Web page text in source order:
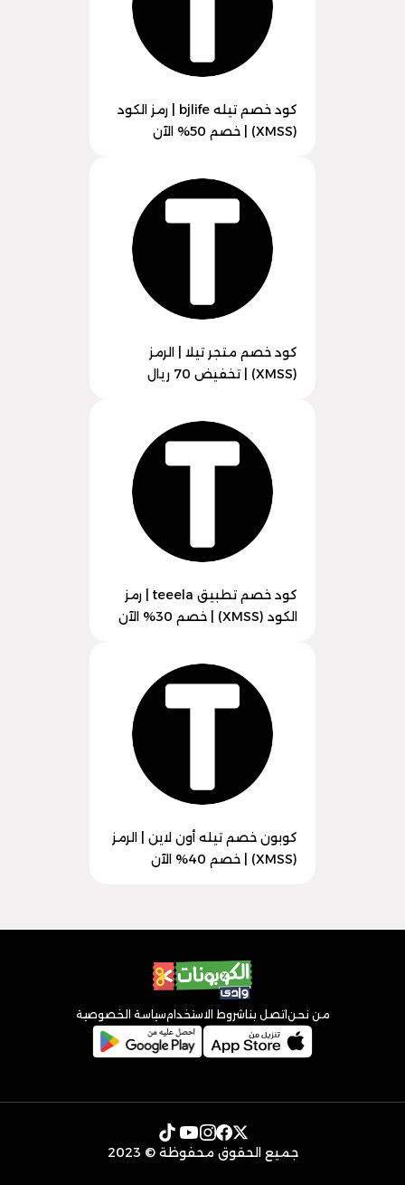
كود خصم تيله bjlife | رمز الكود
(XMSS) | خصم 50% الآن
كود خصم متجر تيلا | الرمز
(XMSS) | تخفيض 70 ريال
كود خصم تطبيق teeela | رمز
الكود (XMSS) | خصم 30% الآن
كوبون خصم تيله أون لاين | الرمز
(XMSS) | خصم 40% الآن
من نحن اتصل بنا شروط الاستخدامسياسة الخصوصية
جميع الحقوق محفوظة © 2023